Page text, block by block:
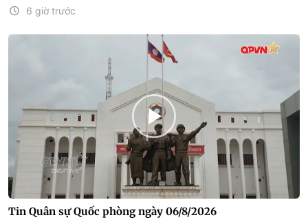
6 giờ trước
Tin Quân sự Quốc phòng ngày 06/8/2026